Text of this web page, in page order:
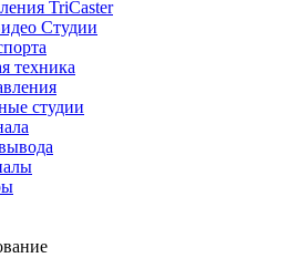
TriCaster
Студии
техника
студии